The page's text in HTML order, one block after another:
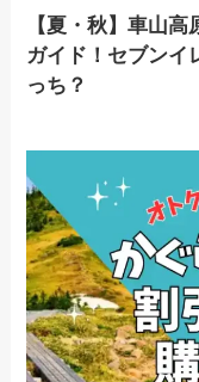
【夏・秋】車山
ガイド！セブンイ
っち？